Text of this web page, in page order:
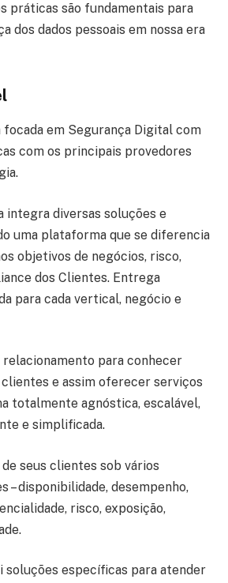
práticas são fundamentais para
dos dados pessoais em nossa era
em Segurança Digital com
com os principais provedores
integra diversas soluções e
uma plataforma que se diferencia
objetivos de negócios, risco,
dos Clientes. Entrega
para cada vertical, negócio e
para conhecer
e assim oferecer serviços
totalmente agnóstica, escalável,
e simplificada.
seus clientes sob vários
– disponibilidade, desempenho,
risco, exposição,
específicas para atender